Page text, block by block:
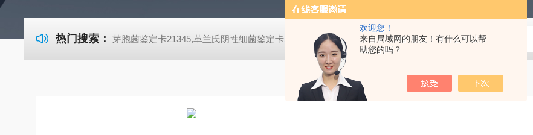
欢迎您！
来自局域网的朋友！有什么可以帮
助您的吗？
热门搜索： 芽胞菌鉴定卡21345,革兰氏阴性细菌鉴定卡21341,革兰氏阳性细菌鉴定卡21342,TSA胰酪大豆胨琼脂培养基,SDA沙氏葡萄糖琼脂培养基 芽胞菌鉴定卡21345,革兰氏阴性细菌鉴定卡21341,革兰氏阳性细菌鉴定卡21342,TSA胰酪大豆胨琼脂培养基,SDA沙氏葡萄糖琼脂培养基 芽胞菌鉴定卡21345,革兰氏阴性细菌鉴定卡21341,革兰氏阳性细菌鉴定卡21342,TSA胰酪大豆胨琼脂培养基,SDA沙氏葡萄糖琼脂培养基 芽胞菌鉴定卡21345,革兰氏阴性细菌鉴定卡21341,革兰氏阳性细菌鉴定卡21342,TSA胰酪大豆胨琼脂培养基,SDA沙氏葡萄糖琼脂培养基 芽胞菌鉴定卡21345,革兰氏阴性细菌鉴定卡21341,革兰氏阳性细菌鉴定卡21342,TSA胰酪大豆胨琼脂培养基,SDA沙氏葡萄糖琼脂培养基 芽胞菌鉴定卡21345,革兰氏阴性细菌鉴定卡21341,革兰氏阳性细菌鉴定卡21342,TSA胰酪大豆胨琼脂培养基,SDA沙氏葡萄糖琼脂培养基 芽胞菌鉴定卡21345,革兰氏阴性细菌鉴定卡21341,革兰氏阳性细菌鉴定卡21342,TSA胰酪大豆胨琼脂培养基,SDA沙氏葡萄糖琼脂培养基 芽胞菌鉴定卡21345,革兰氏阴性细菌鉴定卡21341,革兰氏阳性细菌鉴定卡21342,TSA胰酪大豆胨琼脂培养基,SDA沙氏葡萄糖琼脂培养基 芽胞菌鉴定卡21345,革兰氏阴性细菌鉴定卡21341,革兰氏阳性细菌鉴定卡21342,TSA胰酪大豆胨琼脂培养基,SDA沙氏葡萄糖琼脂培养基 芽胞菌鉴定卡21345,革兰氏阴性细菌鉴定卡21341,革兰氏阳性细菌鉴定卡21342,TSA胰酪大豆胨琼脂培养基,SDA沙氏葡萄糖琼脂培养基 芽胞菌鉴定卡21345,革兰氏阴性细菌鉴定卡21341,革兰氏阳性细菌鉴定卡21342,TSA胰酪大豆胨琼脂培养基,SDA沙氏葡萄糖琼脂培养基 芽胞菌鉴定卡21345,革兰氏阴性细菌鉴定卡21341,革兰氏阳性细菌鉴定卡21342,TSA胰酪大豆胨琼脂培养基,SDA沙氏葡萄糖琼脂培养基 芽胞菌鉴定卡21345,革兰氏阴性细菌鉴定卡21341,革兰氏阳性细菌鉴定卡21342,TSA胰酪大豆胨琼脂培养基,SDA沙氏葡萄糖琼脂培养基 芽胞菌鉴定卡21345,革兰氏阴性细菌鉴定卡21341,革兰氏阳性细菌鉴定卡21342,TSA胰酪大豆胨琼脂培养基,SDA沙氏葡萄糖琼脂培养基 芽胞菌鉴定卡21345,革兰氏阴性细菌鉴定卡21341,革兰氏阳性细菌鉴定卡21342,TSA胰酪大豆胨琼脂培养基,SDA沙氏葡萄糖琼脂培养基 芽胞菌鉴定卡21345,革兰氏阴性细菌鉴定卡21341,革兰氏阳性细菌鉴定卡21342,TSA胰酪大豆胨琼脂培养基,SDA沙氏葡萄糖琼脂培养基